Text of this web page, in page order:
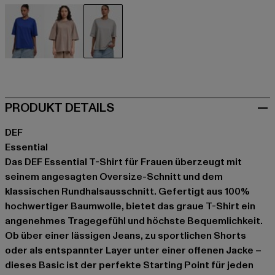
PRODUKT DETAILS
DEF
Essential
Das DEF Essential T-Shirt für Frauen überzeugt mit
seinem angesagten Oversize-Schnitt und dem
klassischen Rundhalsausschnitt. Gefertigt aus 100%
hochwertiger Baumwolle, bietet das graue T-Shirt ein
angenehmes Tragegefühl und höchste Bequemlichkeit.
Ob über einer lässigen Jeans, zu sportlichen Shorts
oder als entspannter Layer unter einer offenen Jacke –
dieses Basic ist der perfekte Starting Point für jeden